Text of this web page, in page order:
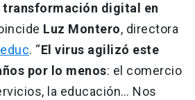
transformación digital en
Luz Montero, directora
. “El virus agilizó este
por lo menos: el comercio
la educación… Nos